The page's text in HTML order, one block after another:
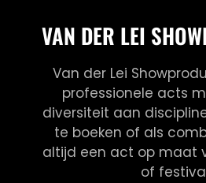
VAN DER LEI
Van der Lei
professionele acts
diversiteit aan
te boeken of als
altijd een act op maat
of